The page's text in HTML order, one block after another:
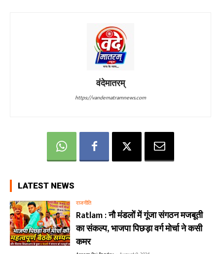
वंदेमातरम्
https://vandematramnews.com
LATEST NEWS
राजनीति
Ratlam : नौ मंडलों में गूंजा संगठन मजबूती
का संकल्प, भाजपा पिछड़ा वर्ग मोर्चा ने कसी
कमर